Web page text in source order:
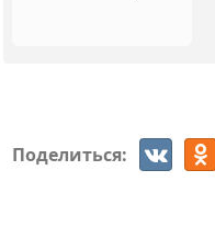
Поделиться: